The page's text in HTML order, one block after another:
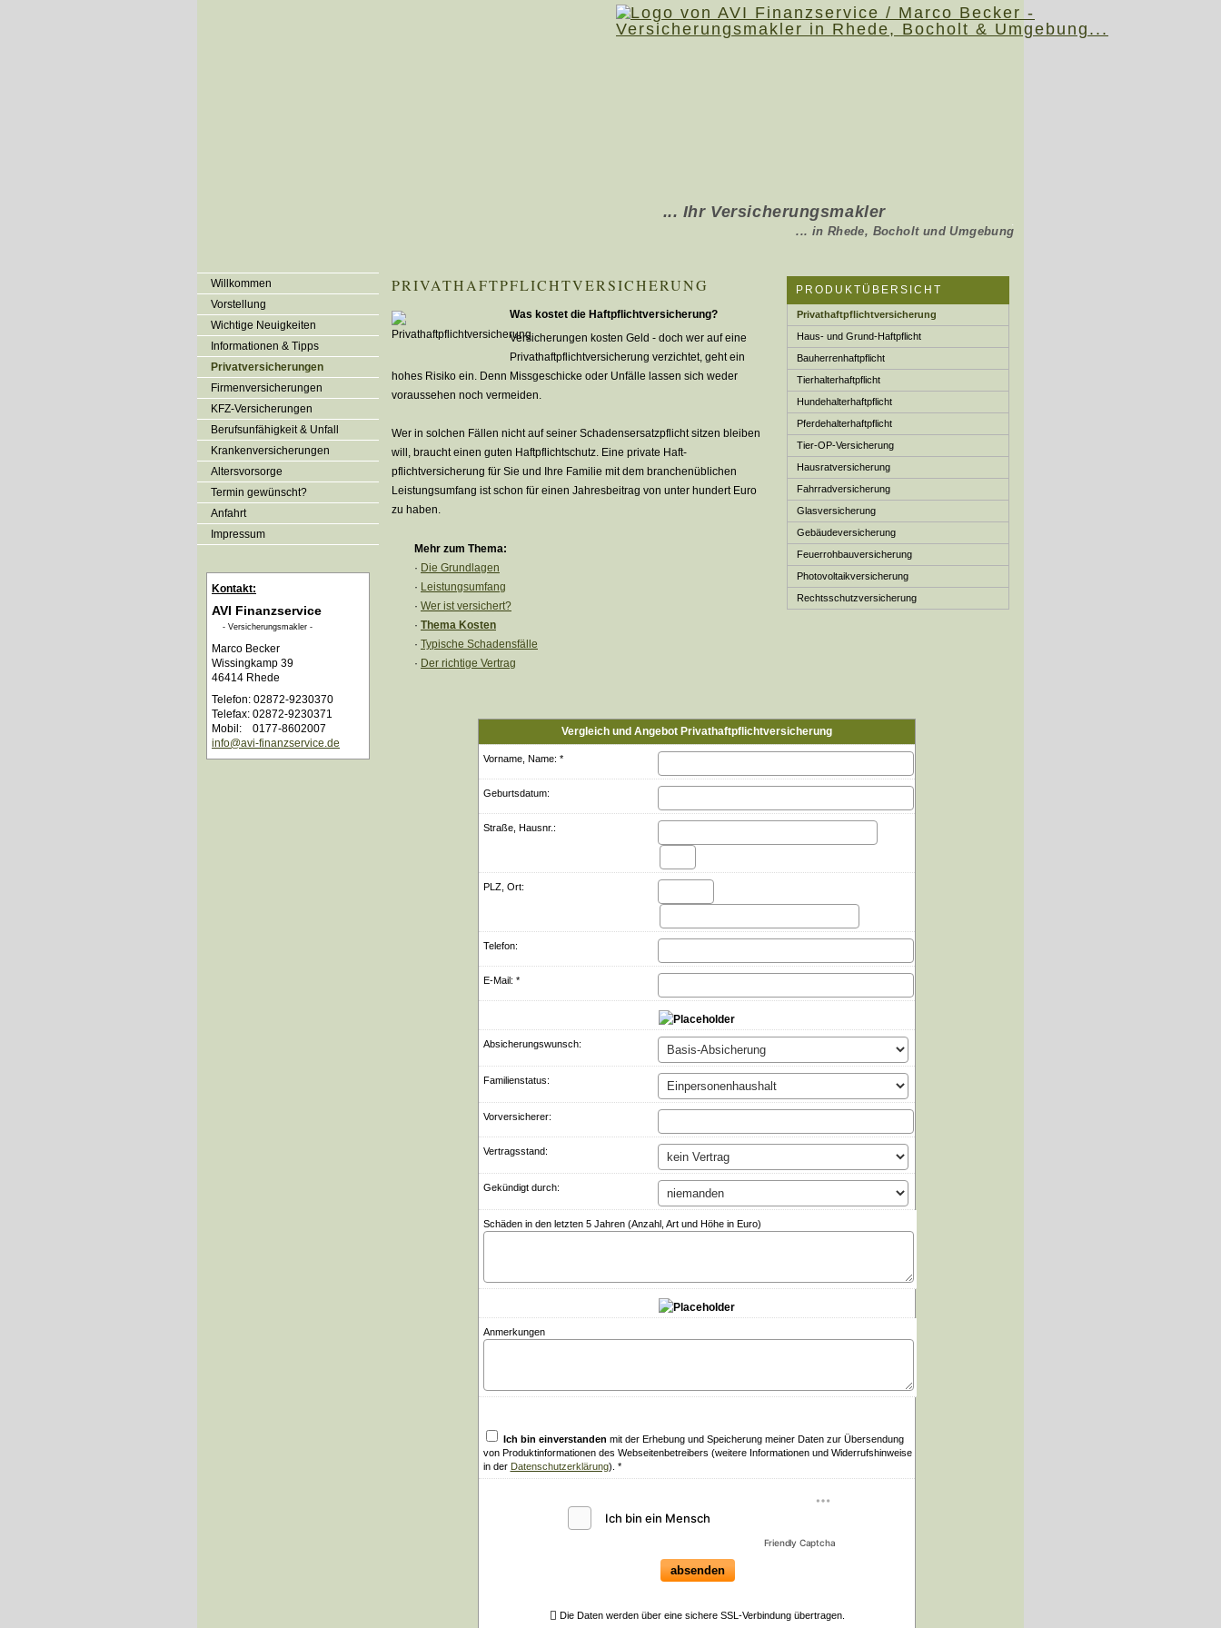
... Ihr Ver­sicherungs­makler
.
... in Rhede, Bocholt und Umgebung
Willkommen
Vorstellung
Wichtige Neuigkeiten
Informationen & Tipps
Privatversicherungen
Firmenversicherungen
KFZ-Versicherungen
Berufsunfähigkeit & Unfall
Kranken­ver­si­che­rungen
Alters­vorsorge
Termin gewünscht?
Anfahrt
Impressum
Kontakt:
AVI Finanzservice
- Ver­sicherungs­makler -
Marco Becker
Wissingkamp 39
46414 Rhede
Telefon: 02872-9230370
Telefax: 02872-9230371
Mobil: 0177-8602007
info@avi-finanzservice.de
PRODUKTÜBERSICHT
Privathaftpflichtversicherung
Haus- und Grund-Haft­pflicht
Bau­herren­haft­pflicht
Tierhalterhaftpflicht
Hunde­halter­haft­pflicht
Pferdehalterhaftpflicht
Tier-OP-Versicherung
Haus­rat­ver­si­che­rung
Fahrradversicherung
Glasversicherung
Ge­bäude­ver­si­che­rung
Feuerrohbauversicherung
Photo­voltaik­ver­si­che­rung
Rechts­schutz­ver­si­che­rung
PRIVATHAFTPFLICHTVERSICHERUNG
Was kostet die Haft­pflichtversicherung?
Versicherungen kosten Geld - doch wer auf eine
Privathaftpflichtversicherung verzichtet, geht ein
hohes Risiko ein. Denn Missgeschicke oder Unfälle lassen sich weder
voraussehen noch vermeiden.
Wer in solchen Fällen nicht auf seiner Schadensersatzpflicht sitzen bleiben
will, braucht einen guten Haft­pflichtschutz. Eine private Haft­
pflichtversicherung für Sie und Ihre Familie mit dem branchenüblichen
Leistungsumfang ist schon für einen Jahresbeitrag von unter hundert Euro
zu haben.
Mehr zum Thema:
· Die Grundlagen
· Leistungsumfang
· Wer ist versichert?
· Thema Kosten
· Typische Schadensfälle
· Der richtige Vertrag
Vergleich und Angebot Privathaftpflichtversicherung
Vorname, Name: *
Geburts­datum:
Straße, Hausnr.:
PLZ, Ort:
Telefon:
E-Mail: *
Ab­si­che­rungs­wunsch:
Familienstatus:
Vorversicherer:
Vertragsstand:
Gekündigt durch:
Schäden in den letzten 5 Jahren (Anzahl, Art und Höhe in Euro)
Anmerkungen
Ich bin einverstanden mit der Erhebung und Speicherung meiner Daten zur Übersendung
von Produktinformationen des Webseitenbetreibers (weitere Informationen und Widerrufshinweise
in der Datenschutzerklärung). *
Friendly Captcha
absenden
Die Daten werden über eine sichere SSL-Verbindung übertragen.